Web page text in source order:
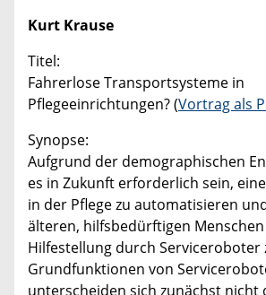
Kurt Krause
Titel:
Fahrerlose Transportsysteme in
Pflegeeinrichtungen? (Vortrag als
Synopse:
Aufgrund der demographischen
es in Zukunft erforderlich sein,
in der Pflege zu automatisieren
älteren, hilfsbedürftigen
Hilfestellung durch Serviceroboter
Grundfunktionen von
unterscheiden sich zunächst nicht